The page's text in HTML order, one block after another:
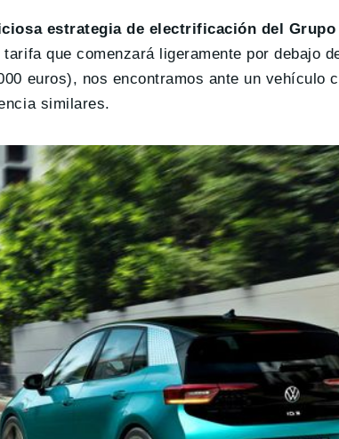
estrategia de electrificación del Grupo
que comenzará ligeramente por debajo
euros), nos encontramos ante un vehículo
similares.